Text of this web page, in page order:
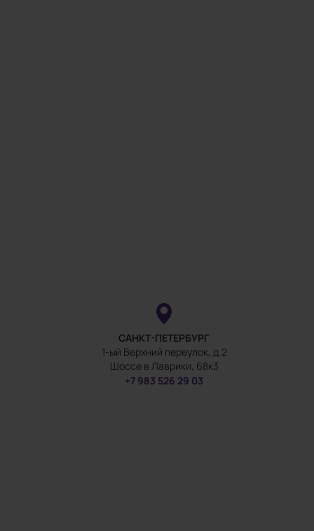
САНКТ-ПЕТЕРБУРГ
1-ый Верхний переулок, д.2
Шоссе в Лаврики, 68к3
+7 983 526 29 03